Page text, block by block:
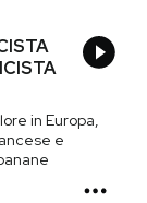
in Europa,
e